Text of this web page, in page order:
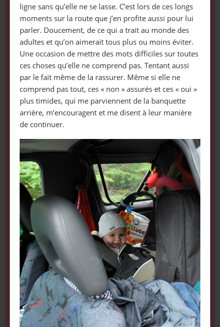
ligne sans qu’elle ne se lasse. C’est lors de ces longs
moments sur la route que j’en profite aussi pour lui
parler. Doucement, de ce qui a trait au monde des
adultes et qu’on aimerait tous plus ou moins éviter.
Une occasion de mettre des mots difficiles sur toutes
ces choses qu’elle ne comprend pas. Tentant aussi
par le fait même de la rassurer. Même si elle ne
comprend pas tout, ces « non » assurés et ces « oui »
plus timides, qui me parviennent de la banquette
arrière, m’encouragent et me disent à leur manière
de continuer.